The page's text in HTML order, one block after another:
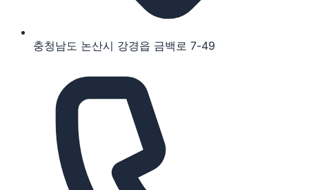
충청남도 논산시 강경읍 금백로 7-49